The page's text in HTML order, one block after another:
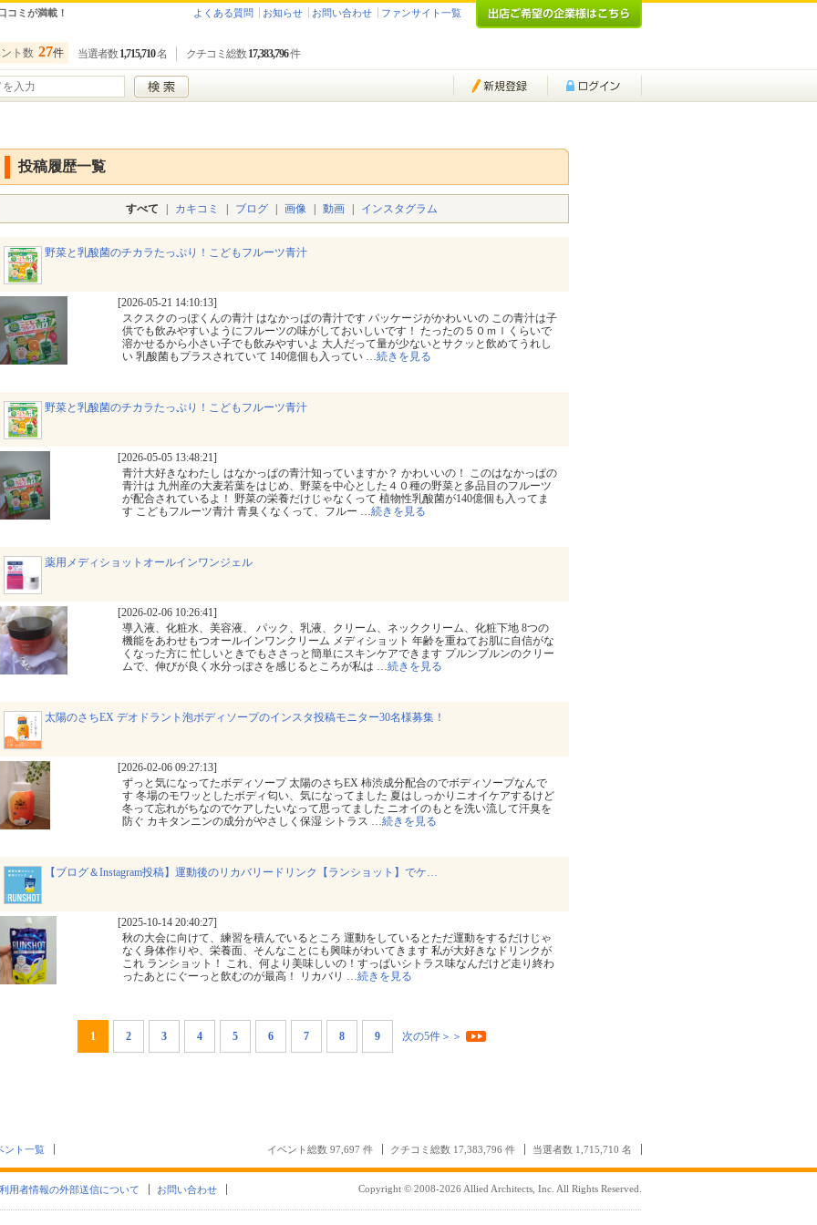
コミが満載！ よくある質問 お知らせ お問い合わせ ファンサイト一覧
ト数 27件 当選者数 1,715,710名 クチコミ総数 17,383,796件
投稿履歴一覧
すべて カキコミ ブログ 画像 動画 インスタグラム
野菜と乳酸菌のチカラたっぷり！こどもフルーツ青汁
[2026-05-21 14:10:13]
スクスクのっぽくんの青汁 はなかっぱの青汁です パッケージがかわいいの この青汁は子
供でも飲みやすいようにフルーツの味がしておいしいです！ たったの５０ｍｌくらいで
溶かせるから小さい子でも飲みやすいよ 大人だって量が少ないとサクッと飲めてうれし
い 乳酸菌もプラスされていて 140億個も入ってい …続きを見る
野菜と乳酸菌のチカラたっぷり！こどもフルーツ青汁
[2026-05-05 13:48:21]
青汁大好きなわたし はなかっぱの青汁知っていますか？ かわいいの！ このはなかっぱの
青汁は 九州産の大麦若葉をはじめ、野菜を中心とした４０種の野菜と多品目のフルーツ
が配合されているよ！ 野菜の栄養だけじゃなくって 植物性乳酸菌が140億個も入ってま
す こどもフルーツ青汁 青臭くなくって、フルー …続きを見る
薬用メディショットオールインワンジェル
[2026-02-06 10:26:41]
導入液、化粧水、美容液、 パック、乳液、クリーム、ネッククリーム、化粧下地 8つの
機能をあわせもつオールインワンクリーム メディショット 年齢を重ねてお肌に自信がな
くなった方に 忙しいときでもささっと簡単にスキンケアできます プルンプルンのクリー
ムで、伸びが良く水分っぽさを感じるところが私は …続きを見る
太陽のさちEX デオドラント泡ボディソープのインスタ投稿モニター30名様募集！
[2026-02-06 09:27:13]
ずっと気になってたボディソープ 太陽のさちEX 柿渋成分配合のでボディソープなんで
す 冬場のモワッとしたボディ匂い、気になってました 夏はしっかりニオイケアするけど
冬って忘れがちなのでケアしたいなって思ってました ニオイのもとを洗い流して汗臭を
防ぐ カキタンニンの成分がやさしく保湿 シトラス …続きを見る
【ブログ＆Instagram投稿】運動後のリカバリードリンク【ランショット】でケ…
[2025-10-14 20:40:27]
秋の大会に向けて、練習を積んでいるところ 運動をしているとただ運動をするだけじゃ
なく身体作りや、栄養面、そんなことにも興味がわいてきます 私が大好きなドリンクが
これ ランショット！ これ、何より美味しいの！すっぱいシトラス味なんだけど走り終わ
ったあとにぐーっと飲むのが最高！ リカバリ …続きを見る
1 2 3 4 5 6 7 8 9 次の5件＞＞
ント一覧 イベント総数 97,697 件 クチコミ総数 17,383,796 件 当選者数 1,715,710 名
利用者情報の外部送信について お問い合わせ Copyright © 2008-2026 Allied Architects, Inc. All Rights Reserved.